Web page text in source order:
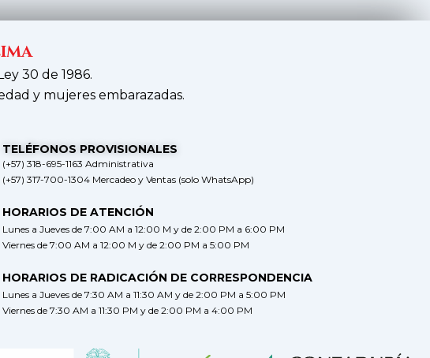
30 de 1986.
y mujeres embarazadas.
TELÉFONOS PROVISIONALES
(+57) 318-695-1163 Administrativa
(+57) 317-700-1304 Mercadeo y Ventas (solo WhatsApp)
HORARIOS DE ATENCIÓN
Lunes a Jueves de 7:00 AM a 12:00 M y de 2:00 PM a 6:00 PM
Viernes de 7:00 AM a 12:00 M y de 2:00 PM a 5:00 PM
HORARIOS DE RADICACIÓN DE CORRESPONDENCIA
Lunes a Jueves de 7:30 AM a 11:30 AM y de 2:00 PM a 5:00 PM
Viernes de 7:30 AM a 11:30 PM y de 2:00 PM a 4:00 PM